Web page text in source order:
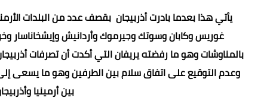
يأتي هذا بعدما بادرت أذربيجان بقصف عدد من البلدات
غوريس وكابان وسوتك وجيرموك وأردانيش وإيشخاناسار
بالمناوشات وهو ما رفضته يريفان التي أكدت أن تصرفات
وعدم التوقيع على اتفاق سلام بين الطرفين وهو ما يسعى إلى
بين أرمينيا